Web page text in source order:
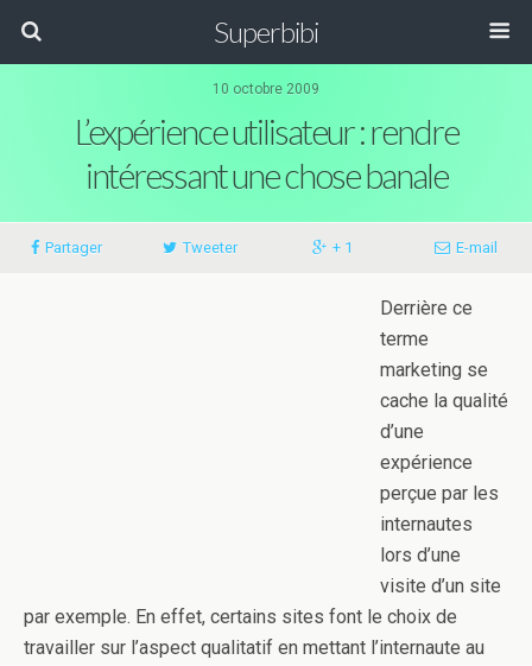
Superbibi
10 octobre 2009
L’expérience utilisateur : rendre
intéressant une chose banale
Partager Tweeter + 1 E-mail
Derrière ce
terme
marketing se
cache la qualité
d’une
expérience
perçue par les
internautes
lors d’une
visite d’un site
par exemple. En effet, certains sites font le choix de
travailler sur l’aspect qualitatif en mettant l’internaute au